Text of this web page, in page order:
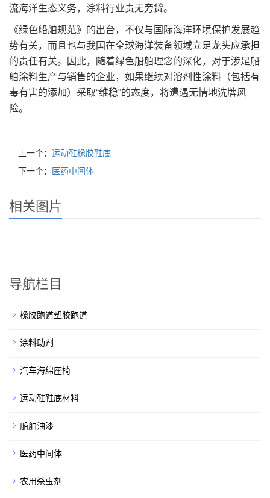
流海洋生态义务，涂料行业责无旁贷。
《绿色船舶规范》的出台，不仅与国际海洋环境保护发展趋
势有关，而且也与我国在全球海洋装备领域立足龙头应承担
的责任有关。因此，随着绿色船舶理念的深化，对于涉足船
舶涂料生产与销售的企业，如果继续对溶剂性涂料（包括有
毒有害的添加）采取“维稳”的态度，将遭遇无情地洗牌风
险。
上一个： 运动鞋橡胶鞋底
下一个：
医药中间体
相关图片
导航栏目
橡胶跑道塑胶跑道
涂料助剂
汽车海绵座椅
运动鞋鞋底材料
船舶油漆
医药中间体
农用杀虫剂